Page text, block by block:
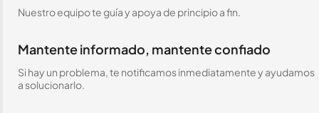
Nuestro equipo te guía y apoya de principio a fin.
Mantente informado, mantente confiado
Si hay un problema, te notificamos inmediatamente y ayudamos
a solucionarlo.